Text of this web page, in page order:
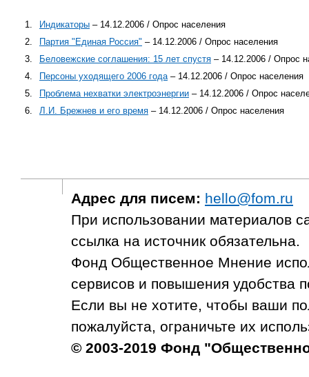
1. Индикаторы – 14.12.2006 / Опрос населения
2.
Партия "Единая Россия" – 14.12.2006 / Опрос населения
3.
Беловежские соглашения: 15 лет спустя – 14.12.2006 / Опрос
4.
Персоны уходящего 2006 года – 14.12.2006 / Опрос населения
5.
Проблема нехватки электроэнергии – 14.12.2006 / Опрос
6.
Л.И. Брежнев и его время – 14.12.2006 / Опрос населения
Адрес для писем: hello@fom.ru
При использовании материалов
ссылка на источник обязательна.
Фонд Общественное Мнение
сервисов и повышения удобства
Если вы не хотите, чтобы ваши
пожалуйста, ограничьте их
© 2003-2019 Фонд